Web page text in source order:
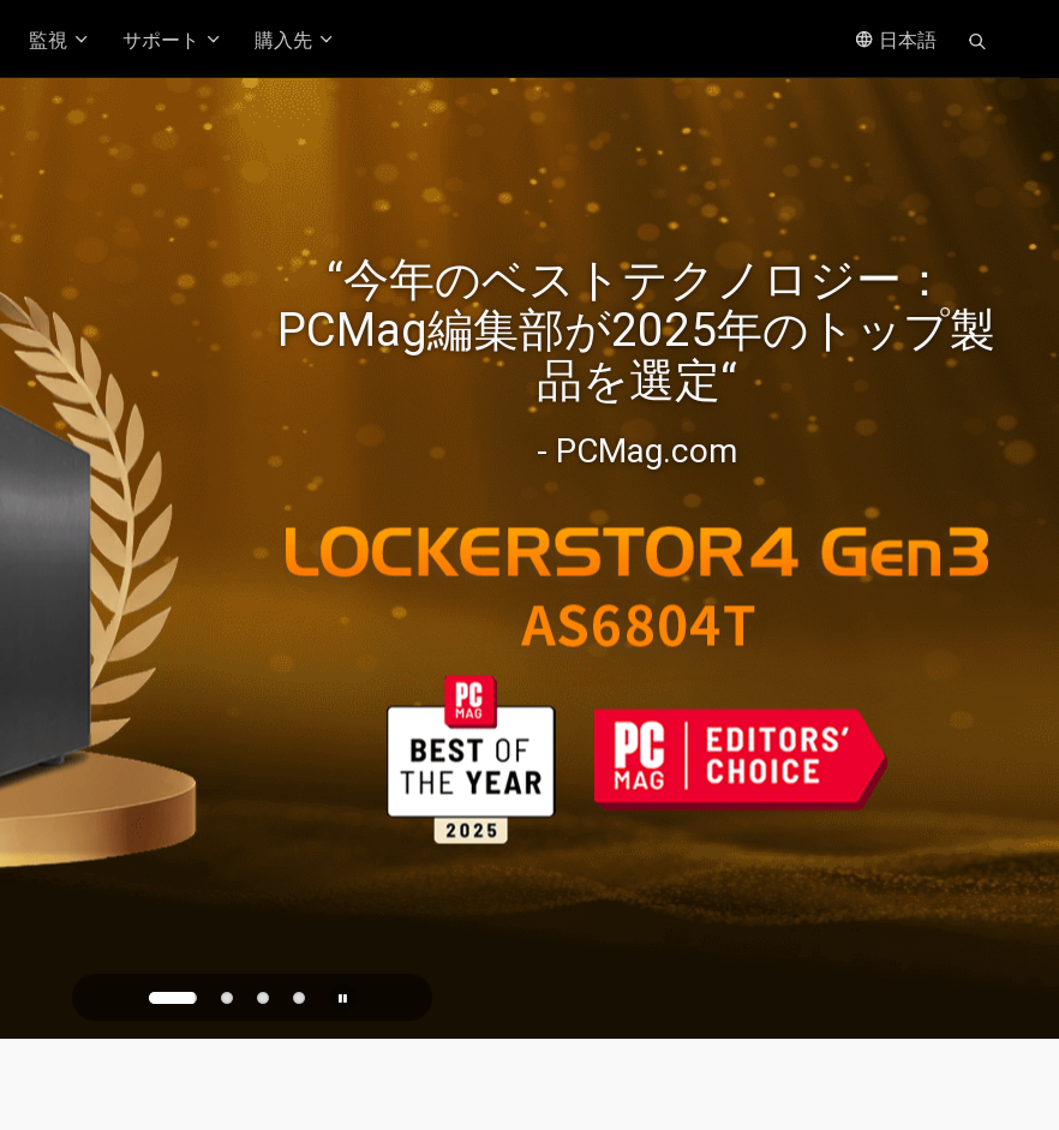
監視 サポート 購入先 日本語
“今年のベストテクノロジー：
PCMag編集部が2025年のトップ製
品を選定“
- PCMag.com
24R Pro Gen2 が、進化し
パフォーマンスと高速化を
実現！
高価値の2.5GbE NAS
家庭とオフィスのための信頼できる
ストレージ
PQC Ready
未来の量子攻撃に備える